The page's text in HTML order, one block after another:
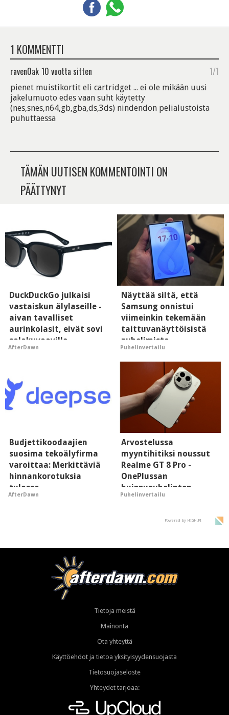
1 KOMMENTTI
raven0ak 10 vuotta sitten 1/1
pienet muistikortit eli cartridget ... ei ole mikään uusi
jakelumuoto edes vaan suht käytetty
(nes,snes,n64,gb,gba,ds,3ds) nindendon pelialustoista
puhuttaessa
TÄMÄN UUTISEN KOMMENTOINTI ON
PÄÄTTYNYT
DuckDuckGo julkaisi
vastaiskun älylaseille -
aivan tavalliset
aurinkolasit, eivät sovi
salakuvaaville
hyypiöille
AfterDawn
Näyttää siltä, että
Samsung onnistui
viimeinkin tekemään
taittuvanäyttöisistä
puhelimista
supersuosittuja
Puhelinvertailu
Budjettikoodaajien
suosima tekoälyfirma
varoittaa: Merkittäviä
hinnankorotuksia
tulossa
AfterDawn
Arvostelussa
myyntihitiksi noussut
Realme GT 8 Pro -
OnePlussan
huippupuhelinten
"perillinen"
Puhelinvertailu
Powered by HIGH.FI
Tietoja meistä
Mainonta
Ota yhteyttä
Käyttöehdot ja tietoa yksityisyydensuojasta
Tietosuojaseloste
Yhteydet tarjoaa: